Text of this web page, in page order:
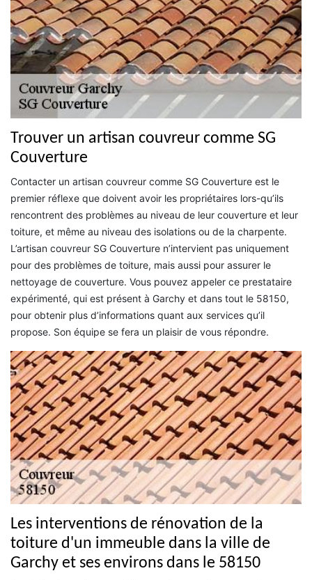
Trouver un artisan couvreur comme SG
Couverture
Contacter un artisan couvreur comme SG Couverture est le
premier réflexe que doivent avoir les propriétaires lors-qu’ils
rencontrent des problèmes au niveau de leur couverture et leur
toiture, et même au niveau des isolations ou de la charpente.
L’artisan couvreur SG Couverture n’intervient pas uniquement
pour des problèmes de toiture, mais aussi pour assurer le
nettoyage de couverture. Vous pouvez appeler ce prestataire
expérimenté, qui est présent à Garchy et dans tout le 58150,
pour obtenir plus d’informations quant aux services qu’il
propose. Son équipe se fera un plaisir de vous répondre.
Les interventions de rénovation de la
toiture d'un immeuble dans la ville de
Garchy et ses environs dans le 58150